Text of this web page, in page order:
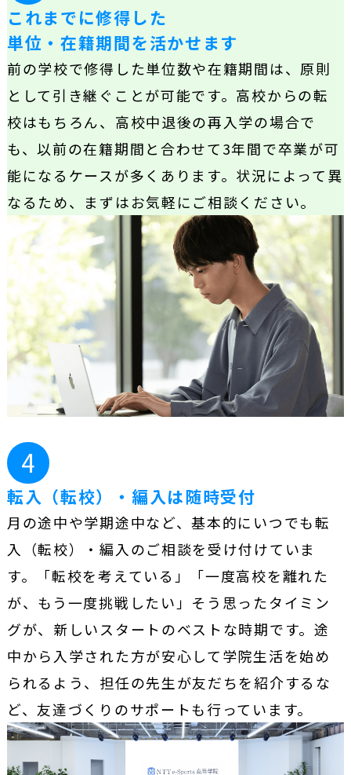
これまでに修得した
単位・在籍期間を活かせます
前の学校で修得した単位数や在籍期間は、原則
として引き継ぐことが可能です。高校からの転
校はもちろん、高校中退後の再入学の場合で
も、以前の在籍期間と合わせて3年間で卒業が可
能になるケースが多くあります。状況によって異
なるため、まずはお気軽にご相談ください。
4
転入（転校）・編入は随時受付
月の途中や学期途中など、基本的にいつでも転
入（転校）・編入のご相談を受け付けていま
す。「転校を考えている」「一度高校を離れた
が、もう一度挑戦したい」そう思ったタイミン
グが、新しいスタートのベストな時期です。途
中から入学された方が安心して学院生活を始め
られるよう、担任の先生が友だちを紹介するな
ど、友達づくりのサポートも行っています。